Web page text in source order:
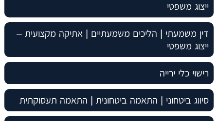
ייצוג משפטי
דין משמעתי | הליכים משמעתיים | אתיקה מקצועית –
ייצוג משפטי
רישוי כלי ירייה
סיווג ביטחוני | התאמה ביטחונית | התאמה תעסוקתית